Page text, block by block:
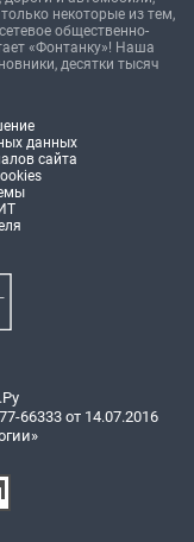
некоторые из тем,
общественно-
«Фонтанку»! Наша
десятки тысяч
данных
сайта
66333 от 14.07.2016